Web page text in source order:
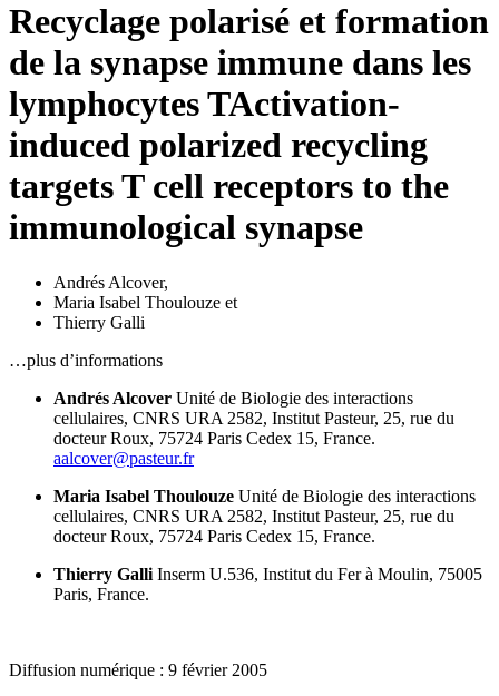
Recyclage polarisé et formation
de la synapse immune dans les
lymphocytes TActivation-
induced polarized recycling
targets T cell receptors to the
immunological synapse
Andrés Alcover,
Maria Isabel Thoulouze et
Thierry Galli
…plus d’informations
Andrés Alcover Unité de Biologie des interactions
cellulaires, CNRS URA 2582, Institut Pasteur, 25, rue du
docteur Roux, 75724 Paris Cedex 15, France.
aalcover@pasteur.fr
Maria Isabel Thoulouze Unité de Biologie des interactions
cellulaires, CNRS URA 2582, Institut Pasteur, 25, rue du
docteur Roux, 75724 Paris Cedex 15, France.
Thierry Galli Inserm U.536, Institut du Fer à Moulin, 75005
Paris, France.
Diffusion numérique : 9 février 2005